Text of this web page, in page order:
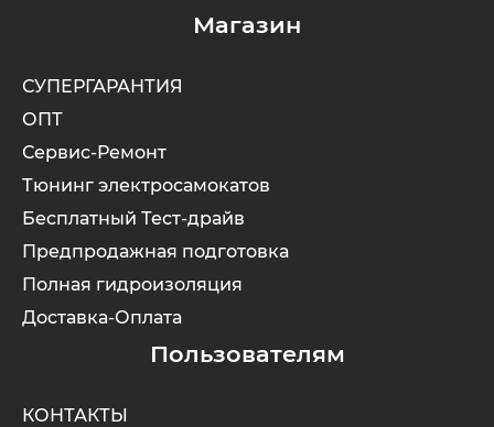
Магазин
СУПЕРГАРАНТИЯ
ОПТ
Сервис-Ремонт
Тюнинг электросамокатов
Бесплатный Тест-драйв
Предпродажная подготовка
Полная гидроизоляция
Доставка-Оплата
Пользователям
КОНТАКТЫ